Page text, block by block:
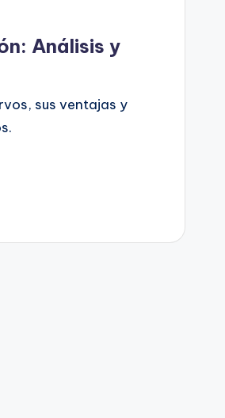
Análisis y
sus ventajas y